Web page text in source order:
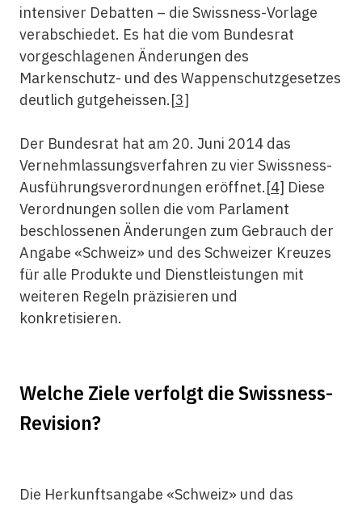
intensiver Debatten – die Swissness-Vorlage
verabschiedet. Es hat die vom Bundesrat
vorgeschlagenen Änderungen des
Markenschutz- und des Wappenschutzgesetzes
deutlich gutgeheissen.[3]
Der Bundesrat hat am 20. Juni 2014 das
Vernehmlassungsverfahren zu vier Swissness-
Ausführungsverordnungen eröffnet.[4] Diese
Verordnungen sollen die vom Parlament
beschlossenen Änderungen zum Gebrauch der
Angabe «Schweiz» und des Schweizer Kreuzes
für alle Produkte und Dienstleistungen mit
weiteren Regeln präzisieren und
konkretisieren.
Welche Ziele verfolgt die Swissness-
Revision?
Die Herkunftsangabe «Schweiz» und das